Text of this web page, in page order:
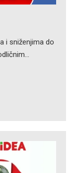
i sniženjima do